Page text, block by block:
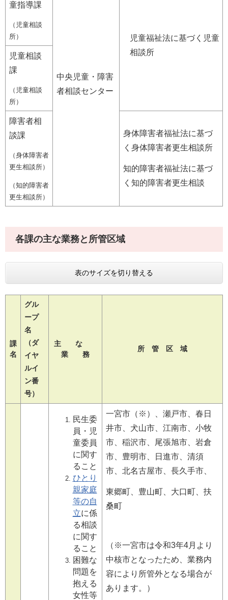
童指導課
（児童相談
所）
中央児童・障害
者相談センター
児童福祉法に基づく児童
相談所
児童相談
課
（児童相談
所）
障害者相
談課
（身体障害者
更生相談所）
（知的障害者
更生相談所）
身体障害者福祉法に基づ
く身体障害者更生相談所
知的障害者福祉法に基づ
く知的障害者更生相談
各課の主な業務と所管区域
表のサイズを切り替える
課
名
グル
ープ
名
（ダ
イヤ
ルイ
ン番
号）
主 な
業 務
所 管 区 域
民生委
員・児
童委員
に関す
ること
ひとり
親家庭
等の自
立に係
る相談
に関す
ること
困難な
問題を
抱える
女性等
一宮市（※）、瀬戸市、春日
井市、犬山市、江南市、小牧
市、 稲沢市、尾張旭市、岩倉
市、 豊明市、日進市、清須
市、北名古屋市、長久手市、
東郷町、豊山町、大口町、扶
桑町
（※一宮市は令和3年4月より
中核市となったため、業務内
容により所管外となる場合が
あります。）